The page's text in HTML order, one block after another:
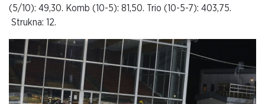
(5/10): 49,30. Komb (10-5): 81,50. Trio (10-5-7): 403,75.
Strukna: 12.